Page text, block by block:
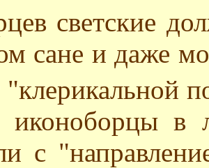
светские
сане и даже
"клерикальной
иконоборцы в
с